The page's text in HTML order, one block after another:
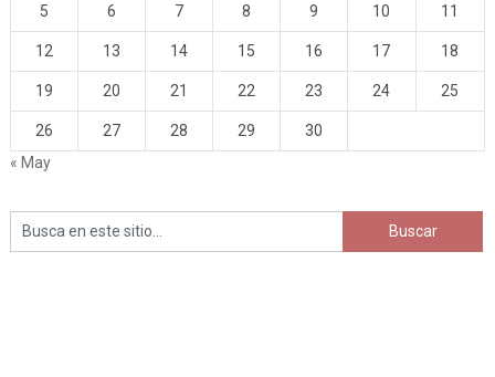
5 6 7 8 9 10 11
12 13 14 15 16 17 18
19 20 21 22 23 24 25
26 27 28 29
30
« May